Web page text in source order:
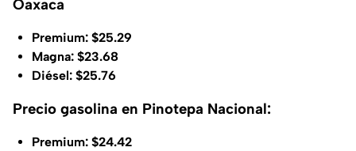
Oaxaca
Premium: $25.29
Magna: $23.68
Diésel: $25.76
Precio gasolina en Pinotepa Nacional:
Premium: $24.42